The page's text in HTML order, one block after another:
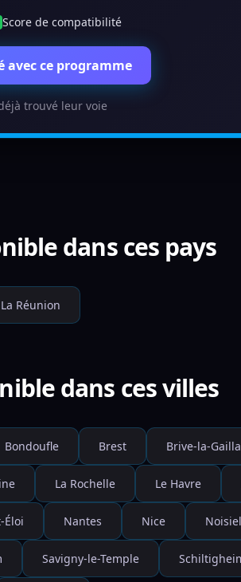
Score de compatibilité
ce programme
trouvé leur voie
dans ces pays
La Réunion
dans ces villes
Bondoufle Brest Brive-la-
La Rochelle Le Havre
Éloi Nantes Nice Noisiel
Savigny-le-Temple